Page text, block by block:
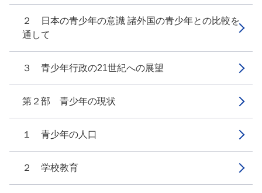
２ 日本の青少年の意識 諸外国の青少年との比較を
通して
３ 青少年行政の21世紀への展望
第２部 青少年の現状
１ 青少年の人口
２ 学校教育